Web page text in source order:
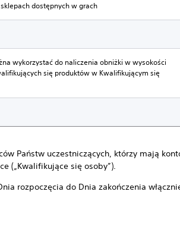
dostępnych w grach
wykorzystać do naliczenia obniżki w wysokości
się produktów w Kwalifikującym się
Państw uczestniczących, którzy mają
(„Kwalifikujące się osoby”).
rozpoczęcia do Dnia zakończenia